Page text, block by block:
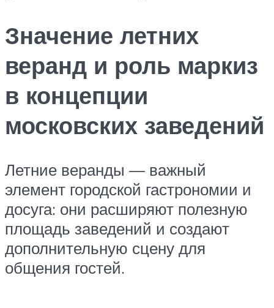
Значение летних
веранд и роль маркиз
в концепции
московских заведений
Летние веранды — важный
элемент городской гастрономии и
досуга: они расширяют полезную
площадь заведений и создают
дополнительную сцену для
общения гостей.